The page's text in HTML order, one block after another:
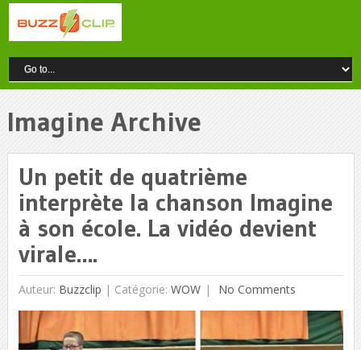
Imagine Archive
Un petit de quatrième
interprète la chanson Imagine
à son école. La vidéo devient
virale….
Auteur: Buzzclip | Catégorie: WOW No Comments